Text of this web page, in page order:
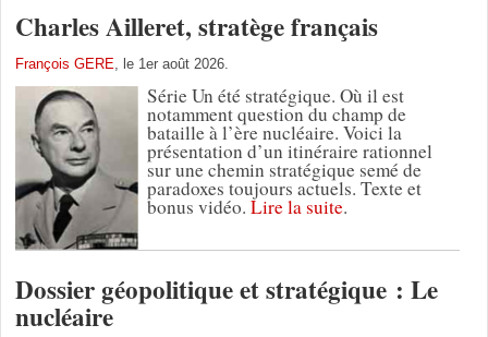
Charles Ailleret, stratège français
François GERE , le 1er août 2026.
Série Un été stratégique. Où il est
notamment question du champ de
bataille à l’ère nucléaire. Voici la
présentation d’un itinéraire rationnel
sur une chemin stratégique semé de
paradoxes toujours actuels. Texte et
bonus vidéo.Lire la suite.
Dossier géopolitique et stratégique : Le
nucléaire